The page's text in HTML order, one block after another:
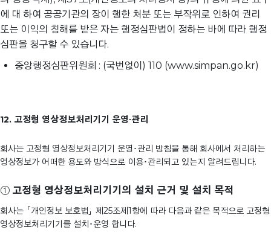
에 대 하여 공공기관의 장이 행한 처분 또는 부작위로 인하여 권리
또는 이익의 침해를 받은 자는 행정심판법이 정하는 바에 따라 행정
심판을 청구할 수 있습니다.
중앙행정심판위원회 : (국번없이) 110 (www.simpan.go.kr)
12. 고정형 영상정보처리기기 운영∙관리
회사는 고정형 영상정보처리기기 운영･관리 방침을 통해 회사에서 처리하는
영상정보가 어떠한 용도와 방식으로 이용･관리되고 있는지 알려드립니다.
① 고정형 영상정보처리기기의 설치 근거 및 설치 목적
회사는 「개인정보 보호법」 제25조제1항에 따라 다음과 같은 목적으로 고정형
영상정보처리기기를 설치･운영 합니다.